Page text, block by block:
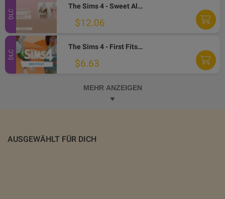
DLC
The Sims 4 - Sweet Allure Kit DLC PC EA App CD Key
$12.06
DLC
The Sims 4 - First Fits Kit DLC EA App CD Key
$6.63
MEHR ANZEIGEN
AUSGEWÄHLT FÜR DICH